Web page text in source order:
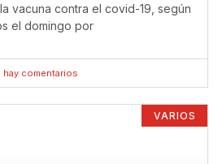
vacuna contra el covid-19, según
el domingo por
hay comentarios
VARIOS